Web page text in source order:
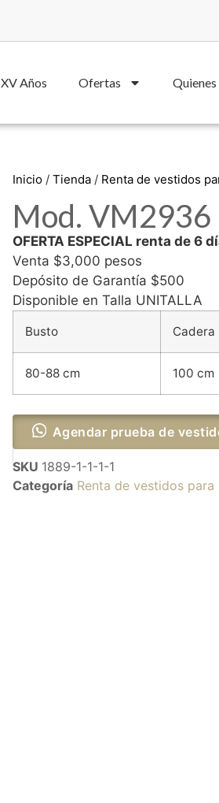
XV Años Ofertas Quienes
Inicio / Tienda / Renta de vestidos
Mod. VM2936
OFERTA ESPECIAL renta de 6
Venta $3,000 pesos
Depósito de Garantía $500
Disponible en Talla UNITALLA
Busto Cadera
80-88 cm 100 cm
Agendar prueba de
SKU 1889-1-1-1-1
Categoría Renta de vestidos